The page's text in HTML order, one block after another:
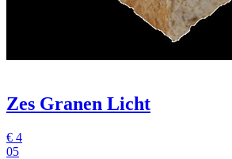
Zes Granen Licht
€ 4
05